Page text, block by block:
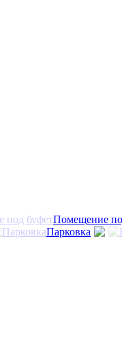
Помещение
Парковка